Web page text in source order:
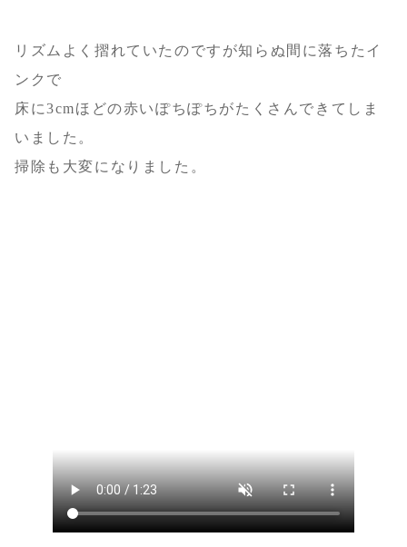
リズムよく摺れていたのですが知らぬ間に落ちたイ
ンクで
床に3cmほどの赤いぽちぽちがたくさんできてしま
いました。
掃除も大変になりました。